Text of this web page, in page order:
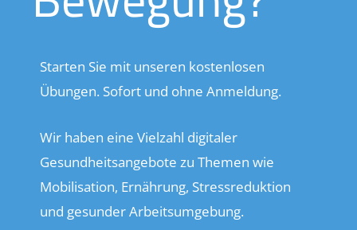
Starten Sie mit unseren kostenlosen
Übungen. Sofort und ohne Anmeldung.
Wir haben eine Vielzahl digitaler
Gesundheitsangebote zu Themen wie
Mobilisation, Ernährung, Stressreduktion
und gesunder Arbeitsumgebung.